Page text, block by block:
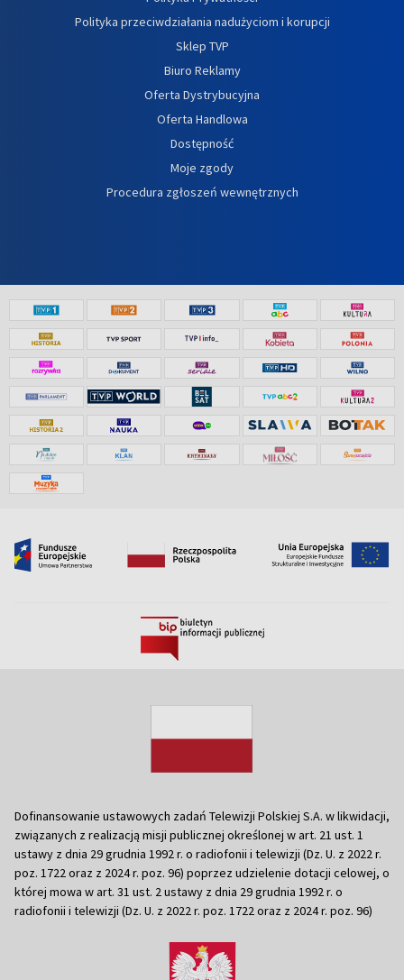
Polityka przeciwdziałania nadużyciom i korupcji
Sklep TVP
Biuro Reklamy
Oferta Dystrybucyjna
Oferta Handlowa
Dostępność
Moje zgody
Procedura zgłoszeń wewnętrznych
Dofinansowanie ustawowych zadań Telewizji Polskiej S.A. w likwidacji,
związanych z realizacją misji publicznej określonej w art. 21 ust. 1
ustawy z dnia 29 grudnia 1992 r. o radiofonii i telewizji (Dz. U. z 2022 r.
poz. 1722 oraz z 2024 r. poz. 96) poprzez udzielenie dotacji celowej, o
której mowa w art. 31 ust. 2 ustawy z dnia 29 grudnia 1992 r. o
radiofonii i telewizji (Dz. U. z 2022 r. poz. 1722 oraz z 2024 r. poz. 96)